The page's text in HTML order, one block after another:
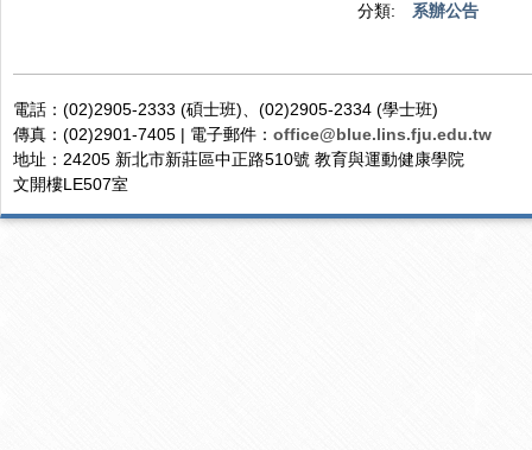
分類: 系辦公告
電話：(02)2905-2333 (碩士班)、(02)2905-2334 (學士班)
傳真：(02)2901-7405 | 電子郵件： office@blue.lins.fju.edu.tw
地址：24205 新北市新莊區中正路510號 教育與運動健康學院
文開樓LE507室